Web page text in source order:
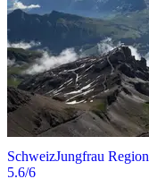
SchweizJungfrau Region
5.6/6